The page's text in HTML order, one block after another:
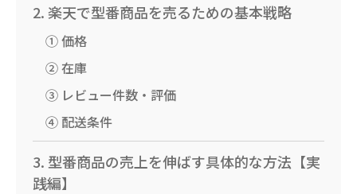
2. 楽天で型番商品を売るための基本戦略
① 価格
② 在庫
③ レビュー件数・評価
④ 配送条件
3. 型番商品の売上を伸ばす具体的な方法【実
践編】